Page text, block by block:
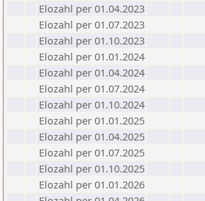
Elozahl per 01.04.2023
Elozahl per 01.07.2023
Elozahl per 01.10.2023
Elozahl per 01.01.2024
Elozahl per 01.04.2024
Elozahl per 01.07.2024
Elozahl per 01.10.2024
Elozahl per 01.01.2025
Elozahl per 01.04.2025
Elozahl per 01.07.2025
Elozahl per 01.10.2025
Elozahl per 01.01.2026